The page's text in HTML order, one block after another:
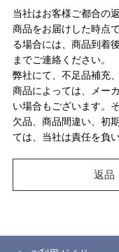
当社はお客様ご都合の
商品をお届けした時点
る場合には、商品到着
までご連絡ください。
弊社にて、不足品補充
商品によっては、メー
い場合もございます。
欠品、商品間違い、初
ては、当社は責任を負い
返品